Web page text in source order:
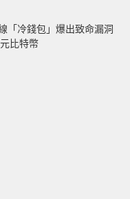
「冷錢包」爆出致命漏洞
比特幣